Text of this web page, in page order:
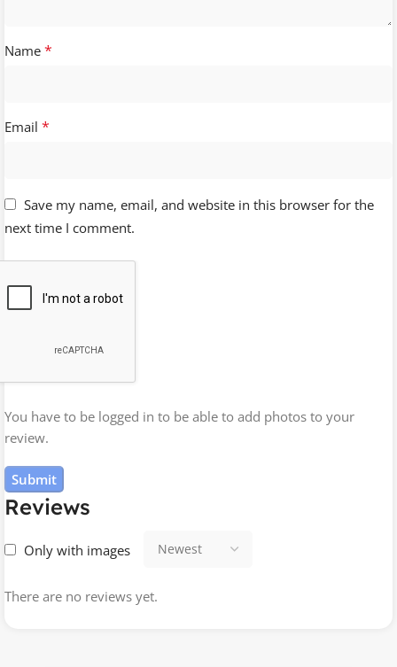
Reviews
Only with images
There are no reviews yet.
Name *
Email *
Save my name, email, and website in this browser for the
next time I comment.
You have to be logged in to be able to add photos to your
review.